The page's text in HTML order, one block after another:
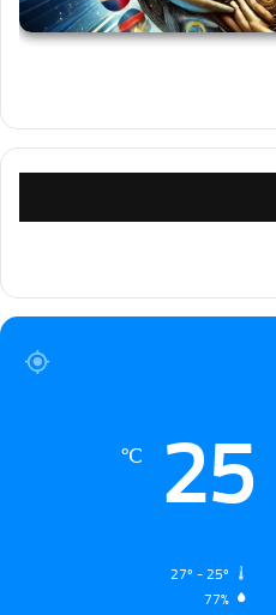
25
℃
77%